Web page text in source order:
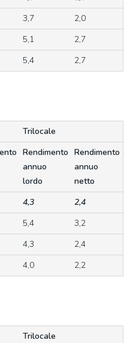
3,7
2,0
5,1
2,7
5,4 2,7
Trilocale
Rendimento
annuo
lordo
Rendimento
annuo
netto
4,3
2,4
5,4
3,2
4,3
2,4
4,0 2,2
Trilocale